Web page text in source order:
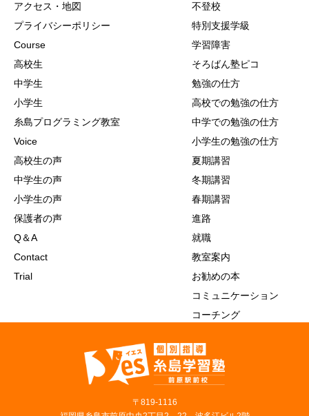
アクセス・地図
プライバシーポリシー
Course
高校生
中学生
小学生
糸島プログラミング教室
Voice
高校生の声
中学生の声
小学生の声
保護者の声
Q＆A
Contact
Trial
不登校
特別支援学級
学習障害
そろばん塾ピコ
勉強の仕方
高校での勉強の仕方
中学での勉強の仕方
小学生の勉強の仕方
夏期講習
冬期講習
春期講習
進路
就職
教室案内
お勧めの本
コミュニケーション
コーチング
〒819‐1116